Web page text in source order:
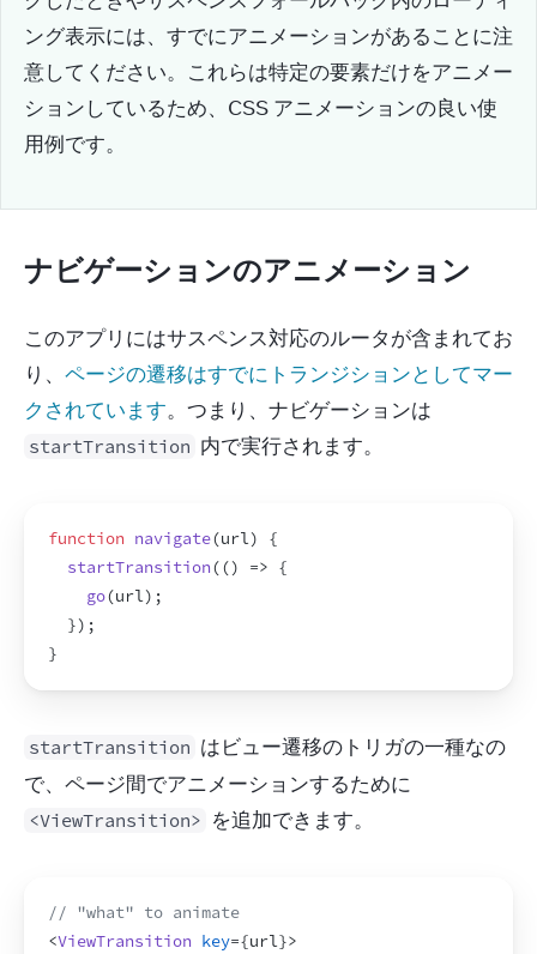
ング表示には、すでにアニメーションがあることに注
意してください。これらは特定の要素だけをアニメー
ションしているため、CSS アニメーションの良い使
用例です。
ナビゲーションのアニメーション
このアプリにはサスペンス対応のルータが含まれてお
り、 ページの遷移はすでにトランジションとしてマー
クされています
startTransition 内で実行されます。
function navigate(url)
{
startTransition(() => {
go(url) ;
}) ;
}
startTransition はビュー遷移のトリガの一種なの
<ViewTransition> を追加できます。
// "what" to animate
<ViewTransition key={url}>